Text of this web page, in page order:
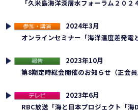
「久米島海洋深層水フォーラム２０２
加・講演
2024年3月
オンラインセミナー「海洋温度差発
告
2023年10月
第8期定時総会開催のお知らせ（正会員
レビ
2023年6月
RBC放送「海と日本プロジェクト「海